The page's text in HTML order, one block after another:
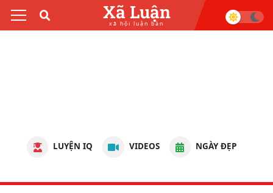
Xã Luận
xã hội luận bàn
LUYỆN IQ VIDEOS NGÀY ĐẸP